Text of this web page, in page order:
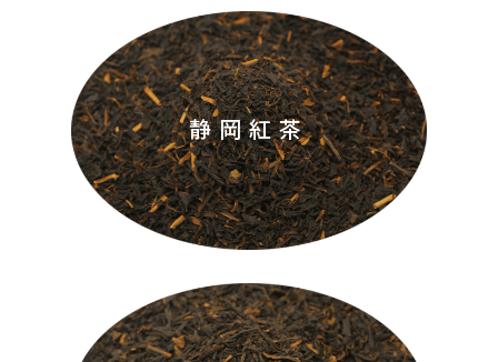
静岡紅茶